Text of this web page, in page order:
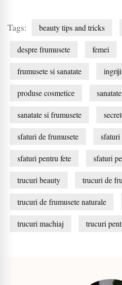
Tags: beauty tips and tricks
despre frumusete femei
frumusete si sanatate
produse cosmetice
sanatate si frumusete
sfaturi de frumusete sfaturi
sfaturi pentru fete sfaturi
trucuri beauty trucuri de
trucuri de frumusete naturale
trucuri machiaj trucuri